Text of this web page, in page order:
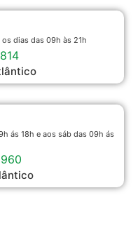
dias das 09h às 21h
ás 18h e aos sáb das 09h ás